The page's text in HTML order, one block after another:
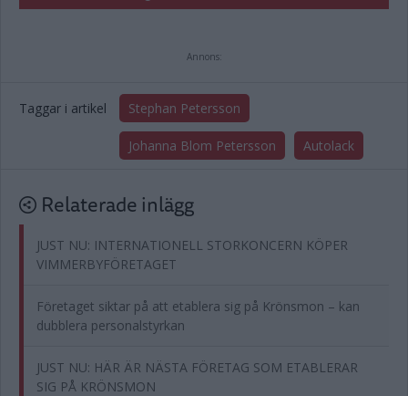
Annons:
Taggar i artikel Stephan Petersson
Johanna Blom Petersson Autolack
Relaterade inlägg
JUST NU: INTERNATIONELL STORKONCERN KÖPER
VIMMERBYFÖRETAGET
Företaget siktar på att etablera sig på Krönsmon – kan
dubblera personalstyrkan
JUST NU: HÄR ÄR NÄSTA FÖRETAG SOM ETABLERAR
SIG PÅ KRÖNSMON